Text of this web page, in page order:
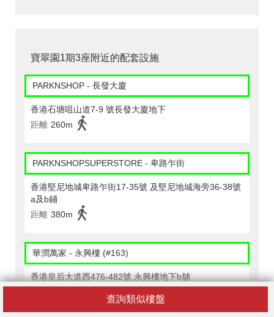
查詢類似樓盤
寶翠園1期3座附近的配套設施
PARKNSHOP - 長發大廈
香港石塘咀山道7-9 號長發大廈地下
距離 260m
PARKNSHOPSUPERSTORE - 卑路乍街
香港堅尼地城卑路乍街17-35號 及堅尼地城海旁36-38號
a及b鋪
距離 380m
華潤萬家 - 永興樓 (#163)
香港皇后大道西476-482號 永興樓地下b舖